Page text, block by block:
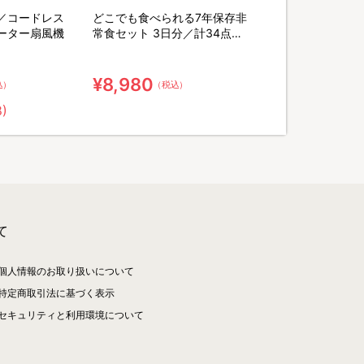
コードレス
ター扇風機
どこでも食べられる7年保存非
常食セット 3日分／計34点セ
¥8,980 （税込）
人情報のお取り扱いについて
定商取引法に基づく表示
キュリティと利用環境について